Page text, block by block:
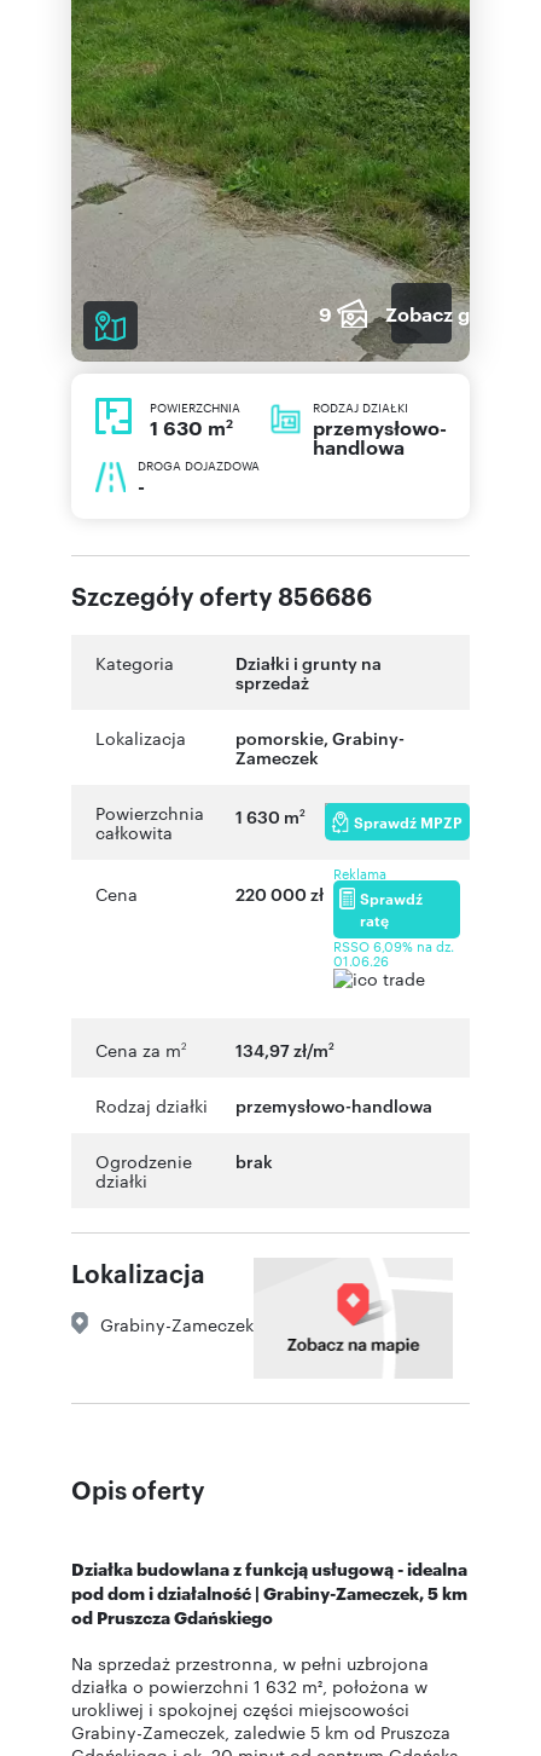
9 Zobacz galerię
POWIERZCHNIA
1 630 m2
RODZAJ DZIAŁKI
przemysłowo-
handlowa
DROGA DOJAZDOWA
-
Szczegóły oferty 856686
Kategoria
Działki i grunty na
sprzedaż
Lokalizacja pomorskie, Grabiny-
Zameczek
Powierzchnia
całkowita
1 630 m2 Sprawdź MPZP
Cena 220 000 zł
Reklama
Sprawdź
ratę
RSSO 6,09% na dz.
01.06.26
Cena za m2 134,97 zł/m2
Rodzaj działki przemysłowo-handlowa
Ogrodzenie
działki
brak
Lokalizacja
Grabiny-Zameczek
Opis oferty
Działka budowlana z funkcją usługową - idealna
pod dom i działalność | Grabiny-Zameczek, 5 km
od Pruszcza Gdańskiego
Na sprzedaż przestronna, w pełni uzbrojona
działka o powierzchni 1 632 m², położona w
urokliwej i spokojnej części miejscowości
Grabiny-Zameczek, zaledwie 5 km od Pruszcza